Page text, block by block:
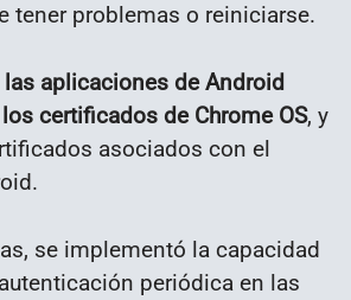
tener problemas o reiniciarse.
las aplicaciones de Android
certificados de Chrome OS, y
asociados con el
se implementó la capacidad
periódica en las